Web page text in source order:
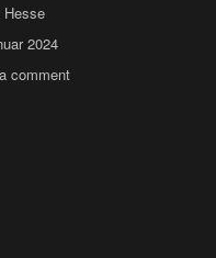
Hesse
2024
commenton